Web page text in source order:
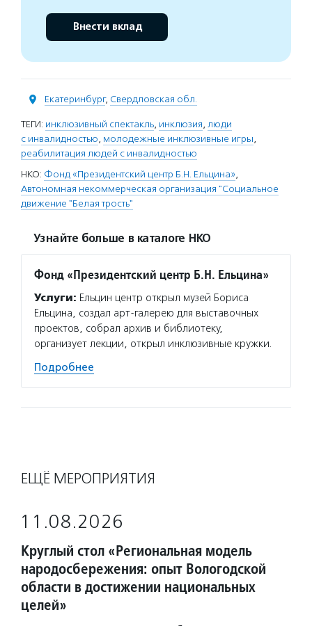
Внести вклад
Екатеринбург, Свердловская обл.
ТЕГИ: инклюзивный спектакль, инклюзия, люди
с инвалидностью, молодежные инклюзивные игры,
реабилитация людей с инвалидностью
НКО: Фонд «Президентский центр Б.Н. Ельцина»,
Автономная некоммерческая организация "Социальное
движение "Белая трость"
Узнайте больше в каталоге НКО
Фонд «Президентский центр Б.Н. Ельцина»
Услуги: Ельцин центр открыл музей Бориса
Ельцина, создал арт-галерею для выставочных
проектов, собрал архив и библиотеку,
организует лекции, открыл инклюзивные кружки.
Подробнее
ЕЩЁ МЕРОПРИЯТИЯ
11.08.2026
Круглый стол «Региональная модель
народосбережения: опыт Вологодской
области в достижении национальных
целей»